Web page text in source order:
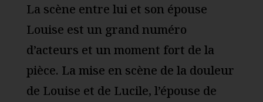
La scène entre lui et son épouse
Louise est un grand numéro
d’acteurs et un moment fort de la
pièce. La mise en scène de la douleur
de Louise et de Lucile, l’épouse de